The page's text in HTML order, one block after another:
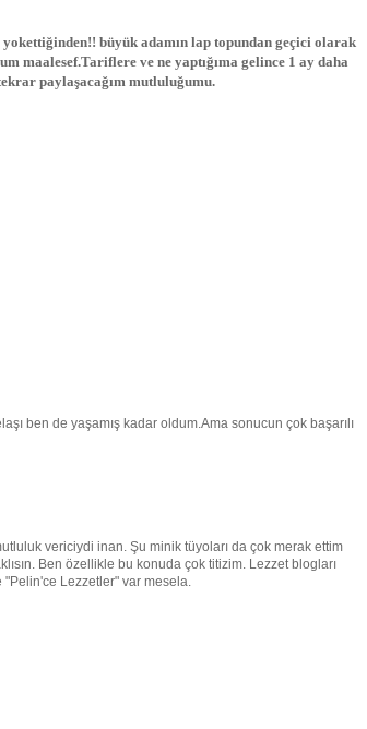
büyük adamın lap topundan geçici olarak
maalesef.Tariflere ve ne yaptığıma gelince 1 ay daha
paylaşacağım mutluluğumu.
ben de yaşamış kadar oldum.Ama sonucun çok başarılı
vericiydi inan. Şu minik tüyoları da çok merak ettim
Ben özellikle bu konuda çok titizim. Lezzet blogları
"Pelin'ce Lezzetler" var mesela.